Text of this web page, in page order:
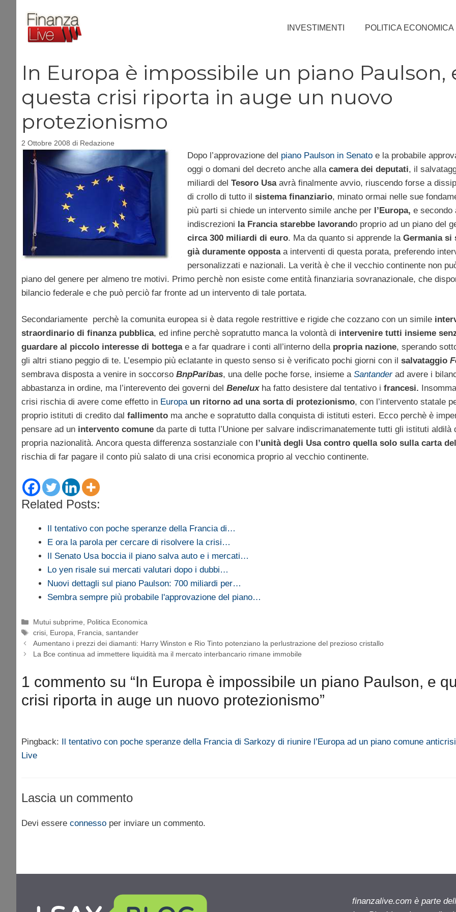
contenuto
INVESTIMENTI POLITICA ECONOMICA
In Europa è impossibile un piano Paulson,
questa crisi riporta in auge un nuovo
protezionismo
2 Ottobre 2008 di Redazione
Dopo l’approvazione del piano Paulson in Senatoe la probabile
oggi o domani del decreto anche alla camera dei deputati, il
miliardi del Tesoro Usaavrà finalmente avvio, riuscendo forse a
di crollo di tutto il sistema finanziario, minato ormai nelle sue
più parti si chiede un intervento simile anche per l’Europa, e secondo
indiscrezioni la Francia starebbe lavorando proprio ad un piano del
circa 300 miliardi di euro. Ma da quanto si apprende laGermania si
già duramente oppostaa interventi di questa porata, preferendo
personalizzati e nazionali. La verità è che il vecchio continente non
piano del genere per almeno tre motivi. Primo perchè non esiste come entità finanziaria sovranazionale, che
bilancio federale e che può perciò far fronte ad un intervento di tale portata.
Secondariamente perchè la comunita europea si è data regole restrittive e rigide che cozzano con un simile
straordinario di finanza pubblica, ed infine perchè sopratutto manca la volontà di intervenire tutti insieme
guardare al piccolo interesse di bottegae a far quadrare i conti all’interno della propria nazione, sperando
gli altri stiano peggio di te. L’esempio più eclatante in questo senso si è verificato pochi giorni con il salvataggio
sembrava disposta a venire in soccorso BnpParibas, una delle poche forse, insieme a Santanderad avere i
abbastanza in ordine, ma l’interevento dei governi del Beneluxha fatto desistere dal tentativo i francesi.
crisi rischia di avere come effetto in Europaun ritorno ad una sorta di protezionismo, con l’intervento statale
proprio istituti di credito dal fallimento ma anche e sopratutto dalla conquista di istituti esteri. Ecco perchè è
pensare ad un intervento comune da parte di tutta l’Unione per salvare indiscrimanatemente tutti gli istituti aldilà
propria nazionalità. Ancora questa differenza sostanziale con l’unità degli Usa contro quella solo sulla carta
rischia di far pagare il conto più salato di una crisi economica proprio al vecchio continente.
Related Posts:
Il tentativo con poche speranze della Francia di…
E ora la parola per cercare di risolvere la crisi…
Il Senato Usa boccia il piano salva auto e i mercati…
Lo yen risale sui mercati valutari dopo i dubbi…
Nuovi dettagli sul piano Paulson: 700 miliardi per…
Sembra sempre più probabile l'approvazione del piano…
Categorie
Mutui subprime
Politica Economica
Tag
crisi Europa Francia ,santander
Aumentano i prezzi dei diamanti: Harry Winston e Rio Tinto potenziano la perlustrazione del prezioso cristallo
La Bce continua ad immettere liquidità ma il mercato interbancario rimane immobile
1 commento su “In Europa è impossibile un piano Paulson, e
crisi riporta in auge un nuovo protezionismo”
Pingback: Il tentativo con poche speranze della Francia di Sarkozy di riunire l’Europa ad un piano comune
Live
Lascia un commento
Devi essere connesso per inviare un commento.
finanzalive.com è parte